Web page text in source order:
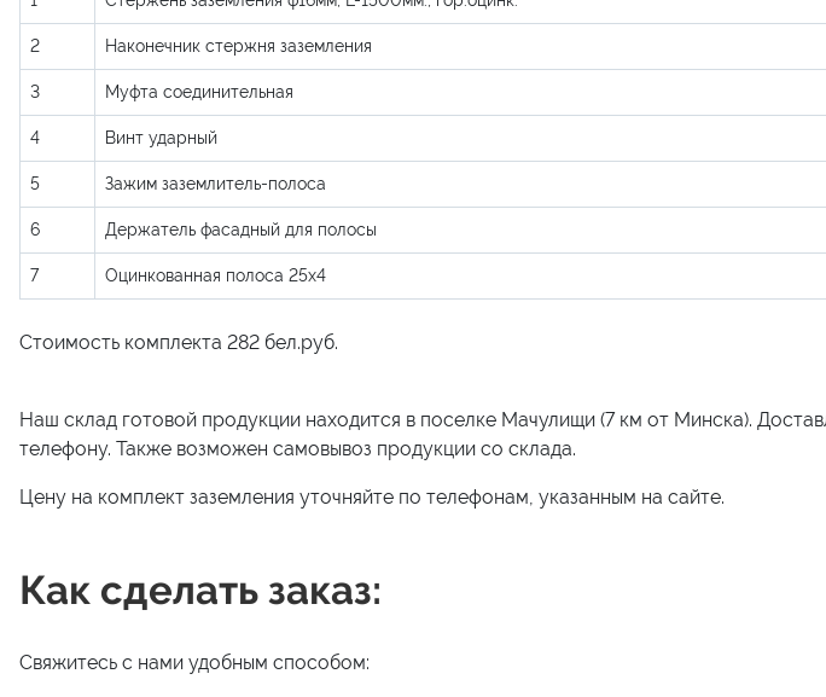
2 Наконечник стержня заземления
3 Муфта соединительная
4 Винт ударный
5 Зажим заземлитель-полоса
6 Держатель фасадный для полосы
7 Оцинкованная полоса 25х4
Стоимость комплекта 282 бел.руб.
Наш склад готовой продукции находится в поселке Мачулищи (7 км от Минска).
телефону. Также возможен самовывоз продукции со склада.
Цену на комплект заземления уточняйте по телефонам, указанным на сайте.
Как сделать заказ:
Свяжитесь с нами удобным способом: